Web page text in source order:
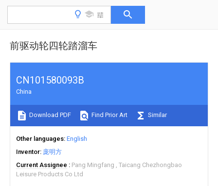
前驱动轮四轮踏溜车
CN101580093B
China
Download PDF Find Prior Art Similar
Other languages English
Inventor 庞明方
Current Assignee
Pang Mingfang
Taicang Chezhongbao
Leisure Products Co Ltd